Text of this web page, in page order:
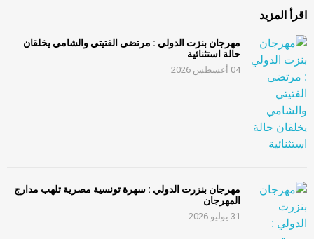
اقرأ المزيد
مهرجان بنزت الدولي : مرتضى الفتيتي والشامي يخلقان
حالة استثنائية
04 أغسطس 2026
مهرجان بنزرت الدولي : سهرة تونسية مصرية تلهب مدارج
المهرجان
31 يوليو 2026